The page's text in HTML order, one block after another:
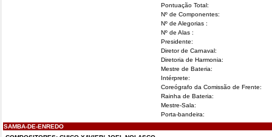
Pontuação Total:
Nº de Componentes:
Nº de Alegorias :
Nº de Alas :
Presidente:
Diretor de Carnaval:
Diretoria de Harmonia:
Mestre de Bateria:
Intérprete:
Coreógrafo da Comissão de Frente:
Rainha de Bateria:
Mestre-Sala:
Porta-bandeira:
SAMBA-DE-ENREDO